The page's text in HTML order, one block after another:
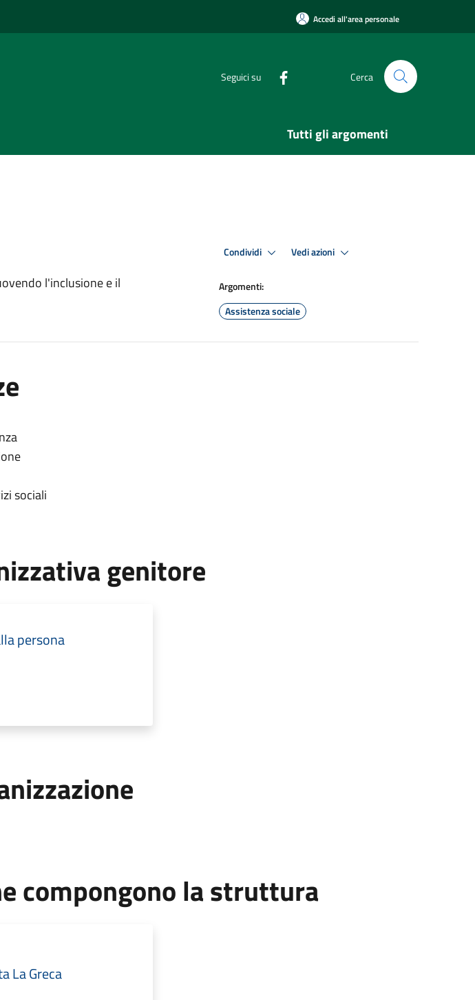
Accedi all'area personale
Seguici su Cerca
Tutti gli argomenti
l'inclusione e il
Condividi Vedi azioni
Argomenti:
Assistenza sociale
sociali
genitore
persona
compongono la struttura
La Greca